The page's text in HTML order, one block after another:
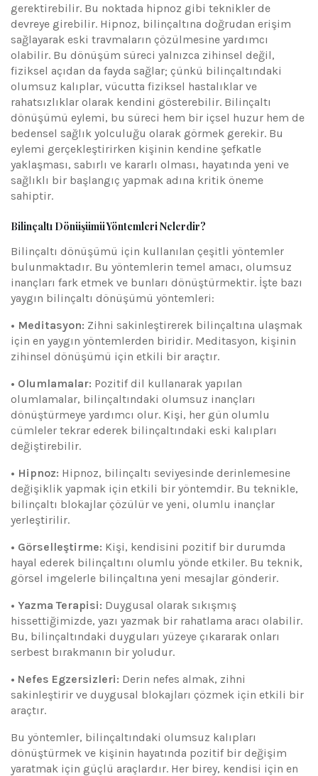
gerektirebilir. Bu noktada hipnoz gibi teknikler de
devreye girebilir. Hipnoz, bilinçaltına doğrudan erişim
sağlayarak eski travmaların çözülmesine yardımcı
olabilir. Bu dönüşüm süreci yalnızca zihinsel değil,
fiziksel açıdan da fayda sağlar; çünkü bilinçaltındaki
olumsuz kalıplar, vücutta fiziksel hastalıklar ve
rahatsızlıklar olarak kendini gösterebilir. Bilinçaltı
dönüşümü eylemi, bu süreci hem bir içsel huzur hem de
bedensel sağlık yolculuğu olarak görmek gerekir. Bu
eylemi gerçekleştirirken kişinin kendine şefkatle
yaklaşması, sabırlı ve kararlı olması, hayatında yeni ve
sağlıklı bir başlangıç yapmak adına kritik öneme
sahiptir.
Bilinçaltı Dönüşümü Yöntemleri Nelerdir?
Bilinçaltı dönüşümü için kullanılan çeşitli yöntemler
bulunmaktadır. Bu yöntemlerin temel amacı, olumsuz
inançları fark etmek ve bunları dönüştürmektir. İşte bazı
yaygın bilinçaltı dönüşümü yöntemleri:
• Meditasyon: Zihni sakinleştirerek bilinçaltına ulaşmak
için en yaygın yöntemlerden biridir. Meditasyon, kişinin
zihinsel dönüşümü için etkili bir araçtır.
• Olumlamalar: Pozitif dil kullanarak yapılan
olumlamalar, bilinçaltındaki olumsuz inançları
dönüştürmeye yardımcı olur. Kişi, her gün olumlu
cümleler tekrar ederek bilinçaltındaki eski kalıpları
değiştirebilir.
• Hipnoz: Hipnoz, bilinçaltı seviyesinde derinlemesine
değişiklik yapmak için etkili bir yöntemdir. Bu teknikle,
bilinçaltı blokajlar çözülür ve yeni, olumlu inançlar
yerleştirilir.
• Görselleştirme: Kişi, kendisini pozitif bir durumda
hayal ederek bilinçaltını olumlu yönde etkiler. Bu teknik,
görsel imgelerle bilinçaltına yeni mesajlar gönderir.
• Yazma Terapisi: Duygusal olarak sıkışmış
hissettiğimizde, yazı yazmak bir rahatlama aracı olabilir.
Bu, bilinçaltındaki duyguları yüzeye çıkararak onları
serbest bırakmanın bir yoludur.
• Nefes Egzersizleri: Derin nefes almak, zihni
sakinleştirir ve duygusal blokajları çözmek için etkili bir
araçtır.
Bu yöntemler, bilinçaltındaki olumsuz kalıpları
dönüştürmek ve kişinin hayatında pozitif bir değişim
yaratmak için güçlü araçlardır. Her birey, kendisi için en